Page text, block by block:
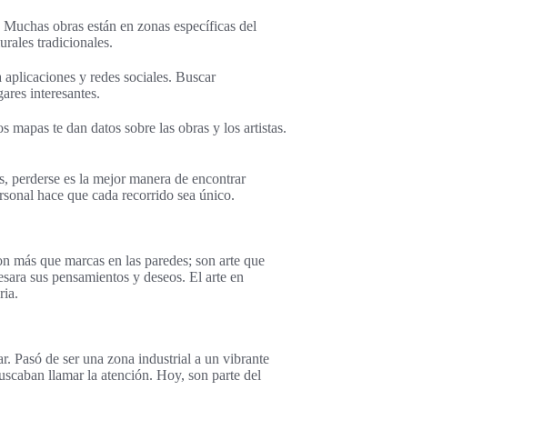
obras están en zonas específicas del
tradicionales.
y redes sociales. Buscar
interesantes.
mapas te dan datos sobre las obras y los artistas.
perderse es la mejor manera de encontrar
hace que cada recorrido sea único.
que marcas en las paredes; son arte que
sus pensamientos y deseos. El arte en
Pasó de ser una zona industrial a un vibrante
llamar la atención. Hoy, son parte del